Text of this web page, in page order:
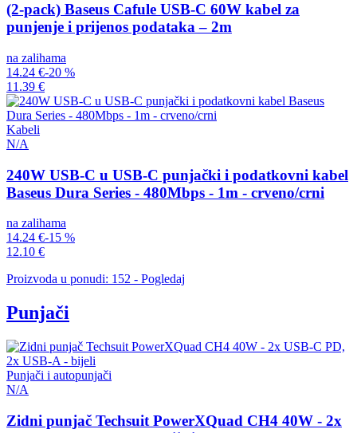
(2-pack) Baseus Cafule USB-C 60W kabel za
punjenje i prijenos podataka – 2m
na zalihama
14.24 €-20 %
11.39 €
Kabeli
N/A
240W USB-C u USB-C punjački i podatkovni kabel
Baseus Dura Series - 480Mbps - 1m - crveno/crni
na zalihama
14.24 €-15 %
12.10 €
Proizvoda u ponudi: 152 - Pogledaj
Punjači
Punjači i autopunjači
N/A
Zidni punjač Techsuit PowerXQuad CH4 40W - 2x